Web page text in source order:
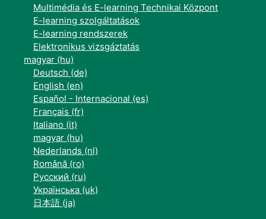
Multimédia és E-learning Technikai Központ
E-learning szolgáltatások
E-learning rendszerek
Elektronikus vizsgáztatás
magyar ‎(hu)‎
Deutsch ‎(de)‎
English ‎(en)‎
Español - Internacional ‎(es)‎
Français ‎(fr)‎
Italiano ‎(it)‎
magyar ‎(hu)‎
Nederlands ‎(nl)‎
Română ‎(ro)‎
Русский ‎(ru)‎
Українська ‎(uk)‎
日本語 ‎(ja)‎